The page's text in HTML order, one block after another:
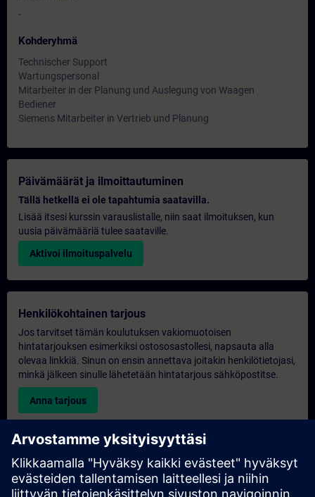
-
Kohderyhmä
Technischer Support
Wartungspersonal
Mitarbeiter in der Planung und Auslegung von Waagen
Bediener
Siemens Mitarbeiter in Vertrieb und Planung
Päivämäärät ja ilmoittautuminen
Tällä hetkellä ei ole tapahtumia saatavilla.
Lisää itsesi kurssin varauslistalle, niin saat ilmoituksen, kun
uusia päivämääriä tulee saataville.
Aktivoi ilmoituspalvelu
Henkilökohtainen tarjous
Jos tarvitset tämän koulutuksen vakiomuotoisen
hintatarjouksen esimerkiksi ostososastollesi, napsauta alla
olevaa linkkiä. Sinun on ensin annettava joitakin henkilötietojasi,
minkä jälkeen sinulle lähetetään hintatarjous sähköpostitse.
Anna tarjous
Yksinomainen koulutustiedustelu
Täytä alla oleva kyselylomake, jos haluat tarjouksen
yksinoikeudella järjestettävästä koulutuksesta joko paikan